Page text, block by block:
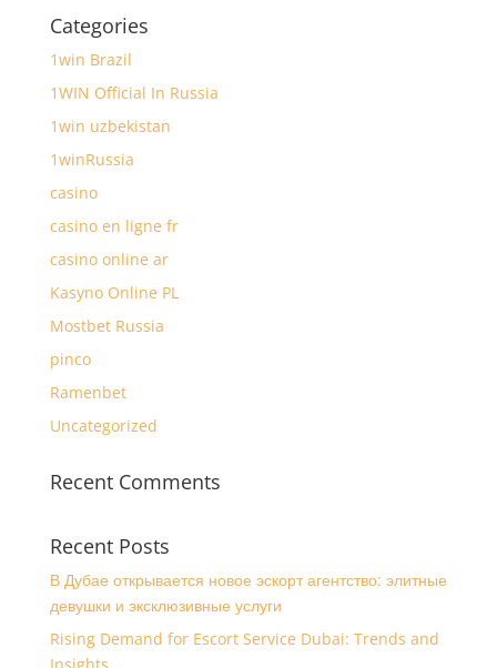
Categories
1win Brazil
1WIN Official In Russia
1win uzbekistan
1winRussia
casino
casino en ligne fr
casino online ar
Kasyno Online PL
Mostbet Russia
pinco
Ramenbet
Uncategorized
Recent Comments
Recent Posts
В Дубае открывается новое эскорт агентство: элитные
девушки и эксклюзивные услуги
Rising Demand for Escort Service Dubai: Trends and